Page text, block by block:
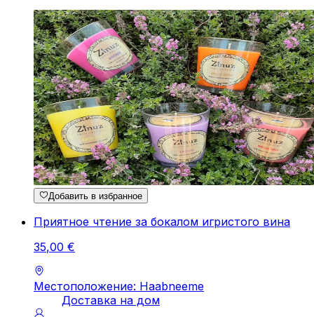
Добавить в избранное
Приятное чтение за бокалом игристого вина
35,00 €
Местоположение: Haabneeme
Доставка на дом